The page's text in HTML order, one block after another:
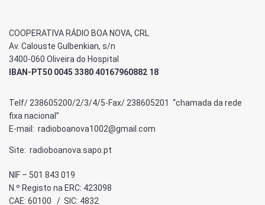
COOPERATIVA RÁDIO BOA NOVA, CRL
Av. Calouste Gulbenkian, s/n
3400-060 Oliveira do Hospital
IBAN-PT50 0045 3380 40167960882 18
Telf/ 238605200/2/3/4/5-Fax/ 238605201 “chamada da rede
fixa nacional”
E-mail: radioboanova1002@gmail.com
Site: radioboanova.sapo.pt
NIF – 501 843 019
N.º Registo na ERC: 423098
CAE: 60100 / SIC: 4832